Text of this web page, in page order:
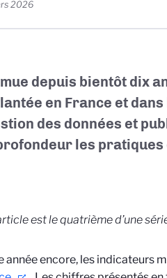
2026
depuis bientôt dix
en France et dans
des données et
les
est le quatrième d’une
année encore, les indicateurs